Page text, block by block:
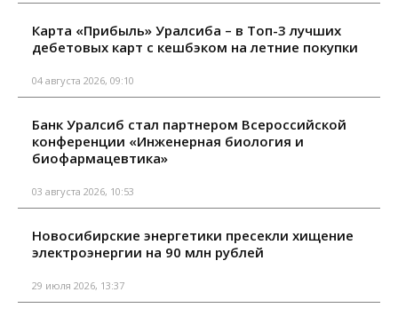
Карта «Прибыль» Уралсиба – в Топ-3 лучших
дебетовых карт с кешбэком на летние покупки
04 августа 2026, 09:10
Банк Уралсиб стал партнером Всероссийской
конференции «Инженерная биология и
биофармацевтика»
03 августа 2026, 10:53
Новосибирские энергетики пресекли хищение
электроэнергии на 90 млн рублей
29 июля 2026, 13:37